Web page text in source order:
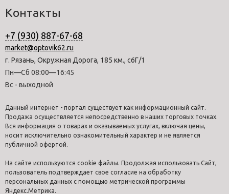
Контакты
+7 (930) 887-67-68
market@optovik62.ru
г. Рязань, Окружная Дорога, 185 км., с6Г/1
Пн—Сб 08:00—16:45
Вс - выходной
Данный интернет - портал существует как информационный сайт.
Продажа осуществляется непосредственно в наших торговых точках.
Вся информация о товарах и оказываемых услугах, включая цены,
носит исключительно ознакомительный характер и не является
публичной офертой.
На сайте используются cookie файлы. Продолжая использовать Сайт,
пользователь подтверждает свое согласие на обработку
персональных данных с помощью метрической программы
Яндекс.Метрика.